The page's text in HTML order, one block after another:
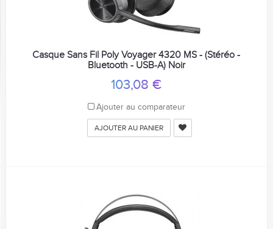
Casque Sans Fil Poly Voyager 4320 MS - (Stéréo -
Bluetooth - USB-A) Noir
103,08 €
Ajouter au comparateur
AJOUTER AU PANIER